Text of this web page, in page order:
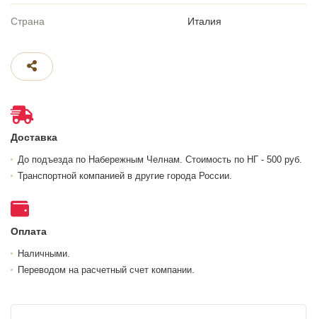
Страна Италия
Доставка
До подъезда по Набережным Челнам. Стоимость по НГ - 500 руб.
Транспортной компанией в другие города России.
Оплата
Наличными.
Переводом на расчетный счет компании.